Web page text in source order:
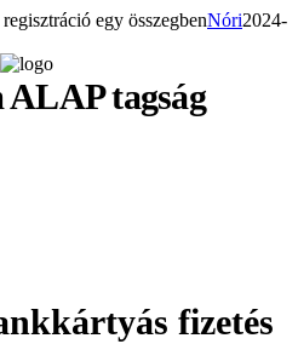
egy összegbenNóri2024-
tagság
fizetés